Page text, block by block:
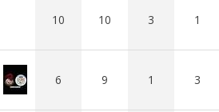
10 10 3 1
6 9 1 3